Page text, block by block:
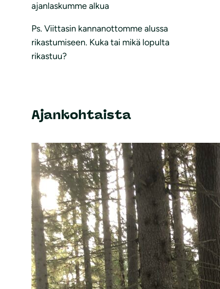
ajanlaskumme alkua
Ps. Viittasin kannanottomme alussa
rikastumiseen. Kuka tai mikä lopulta
rikastuu?
Ajankohtaista